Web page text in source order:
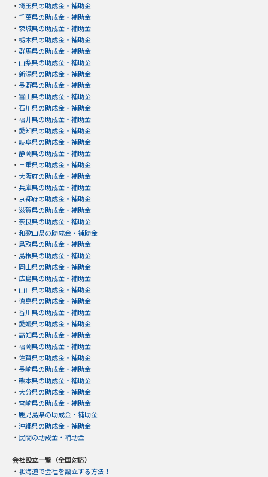
・ 埼玉県の助成金・補助金
・ 千葉県の助成金・補助金
・ 茨城県の助成金・補助金
・ 栃木県の助成金・補助金
・ 群馬県の助成金・補助金
・ 山梨県の助成金・補助金
・ 新潟県の助成金・補助金
・ 長野県の助成金・補助金
・ 富山県の助成金・補助金
・ 石川県の助成金・補助金
・ 福井県の助成金・補助金
・ 愛知県の助成金・補助金
・ 岐阜県の助成金・補助金
・ 静岡県の助成金・補助金
・ 三重県の助成金・補助金
・ 大阪府の助成金・補助金
・ 兵庫県の助成金・補助金
・ 京都府の助成金・補助金
・ 滋賀県の助成金・補助金
・ 奈良県の助成金・補助金
・ 和歌山県の助成金・補助金
・ 鳥取県の助成金・補助金
・ 島根県の助成金・補助金
・ 岡山県の助成金・補助金
・ 広島県の助成金・補助金
・ 山口県の助成金・補助金
・ 徳島県の助成金・補助金
・ 香川県の助成金・補助金
・ 愛媛県の助成金・補助金
・ 高知県の助成金・補助金
・ 福岡県の助成金・補助金
・ 佐賀県の助成金・補助金
・ 長崎県の助成金・補助金
・ 熊本県の助成金・補助金
・ 大分県の助成金・補助金
・ 宮崎県の助成金・補助金
・ 鹿児島県の助成金・補助金
・ 沖縄県の助成金・補助金
・ 民間の助成金・補助金
会社設立一覧（全国対応）
・ 北海道で会社を設立する方法！